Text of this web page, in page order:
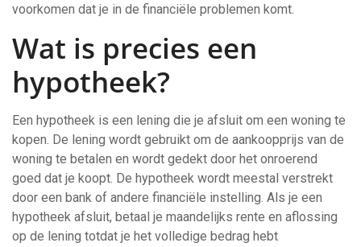
voorkomen dat je in de financiële problemen komt.
Wat is precies een
hypotheek?
Een hypotheek is een lening die je afsluit om een woning te
kopen. De lening wordt gebruikt om de aankoopprijs van de
woning te betalen en wordt gedekt door het onroerend
goed dat je koopt. De hypotheek wordt meestal verstrekt
door een bank of andere financiële instelling. Als je een
hypotheek afsluit, betaal je maandelijks rente en aflossing
op de lening totdat je het volledige bedrag hebt